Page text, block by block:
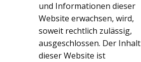
und Informationen dieser
Website erwachsen, wird,
soweit rechtlich zulässig,
ausgeschlossen. Der Inhalt
dieser Website ist